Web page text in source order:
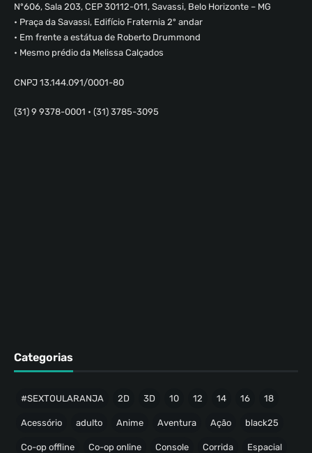
Nº606, Sala 203, CEP 30112-011, Savassi, Belo Horizonte – MG
• Praça da Savassi, Edifício Fraternia 2º andar
• Em frente a estátua de Roberto Drummond
• Mesmo prédio da Melissa Calçados
CNPJ 13.144.091/0001-80
(31) 9 9378-0001 • (31) 3785-3095
Categorias
#SEXTOULARANJA 2D 3D 10 12 14 16 18
Acessório adulto Anime Aventura Ação black25
Co-op offline Co-op online Console Corrida Espacial